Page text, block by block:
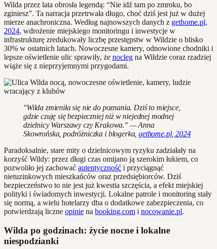
Wilda przez lata obrosła legendą: “Nie idź tam po zmroku, bo
zginiesz”. Ta narracja przetrwała długo, choć dziś jest już w dużej
mierze anachroniczna. Według najnowszych danych z gethome.pl,
2024, wdrożenie miejskiego monitoringu i inwestycje w
infrastrukturę zredukowały liczbę przestępstw w Wildzie o blisko
30% w ostatnich latach. Nowoczesne kamery, odnowione chodniki i
lepsze oświetlenie ulic sprawiły, że nocleg na Wildzie coraz rzadziej
wiąże się z nieprzyjemnymi przygodami.
"Wilda zmieniła się nie do poznania. Dziś to miejsce,
gdzie czuję się bezpieczniej niż w niejednej modnej
dzielnicy Warszawy czy Krakowa." — Anna
Skowrońska, podróżniczka i blogerka,gethome.pl, 2024
Paradoksalnie, stare mity o dzielnicowym ryzyku zadziałały na
korzyść Wildy: przez długi czas omijano ją szerokim łukiem, co
pozwoliło jej zachować autentyczność i przyciągnąć
nietuzinkowych mieszkańców oraz przedsiębiorców. Dziś
bezpieczeństwo to nie jest już kwestia szczęścia, a efekt miejskiej
polityki i świadomych inwestycji. Lokalne patrole i monitoring stały
się normą, a wielu hotelarzy dba o dodatkowe zabezpieczenia, co
potwierdzają liczne opinie na booking.com i nocowanie.pl.
Wilda po godzinach: życie nocne i lokalne
niespodzianki